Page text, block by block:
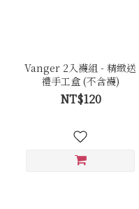
Vanger 2入襪組 - 精緻送
禮手工盒 (不含襪)
NT$120